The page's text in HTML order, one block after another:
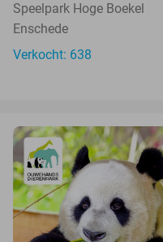
Speelpark Hoge Boekel
Enschede
Verkocht: 638